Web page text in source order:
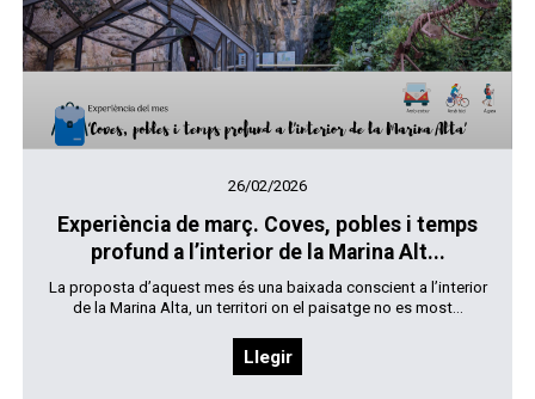
26/02/2026
Experiència de març. Coves, pobles i temps
profund a l’interior de la Marina Alt...
La proposta d’aquest mes és una baixada conscient a l’interior
de la Marina Alta, un territori on el paisatge no es most...
Llegir